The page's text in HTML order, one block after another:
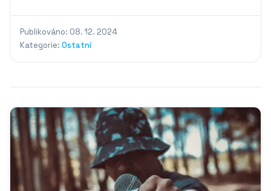
Publikováno: 08. 12. 2024
Kategorie: Ostatní